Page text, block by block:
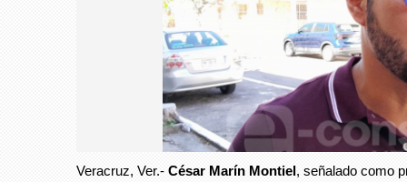
Veracruz, Ver.- César Marín Montiel, señalado como